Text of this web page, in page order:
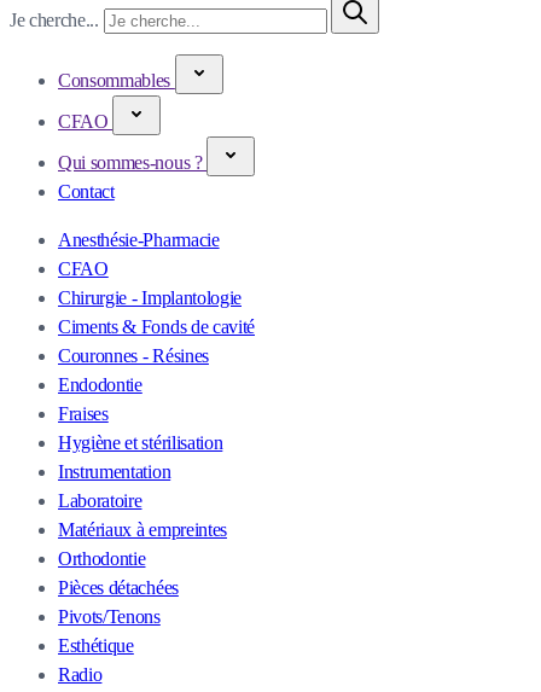
Je cherche...
Consommables
CFAO
Qui sommes-nous ?
Contact
Anesthésie-Pharmacie
CFAO
Chirurgie - Implantologie
Ciments & Fonds de cavité
Couronnes - Résines
Endodontie
Fraises
Hygiène et stérilisation
Instrumentation
Laboratoire
Matériaux à empreintes
Orthodontie
Pièces détachées
Pivots/Tenons
Esthétique
Radio